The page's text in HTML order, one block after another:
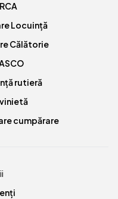
Locuință
Călătorie
rutieră
cumpărare